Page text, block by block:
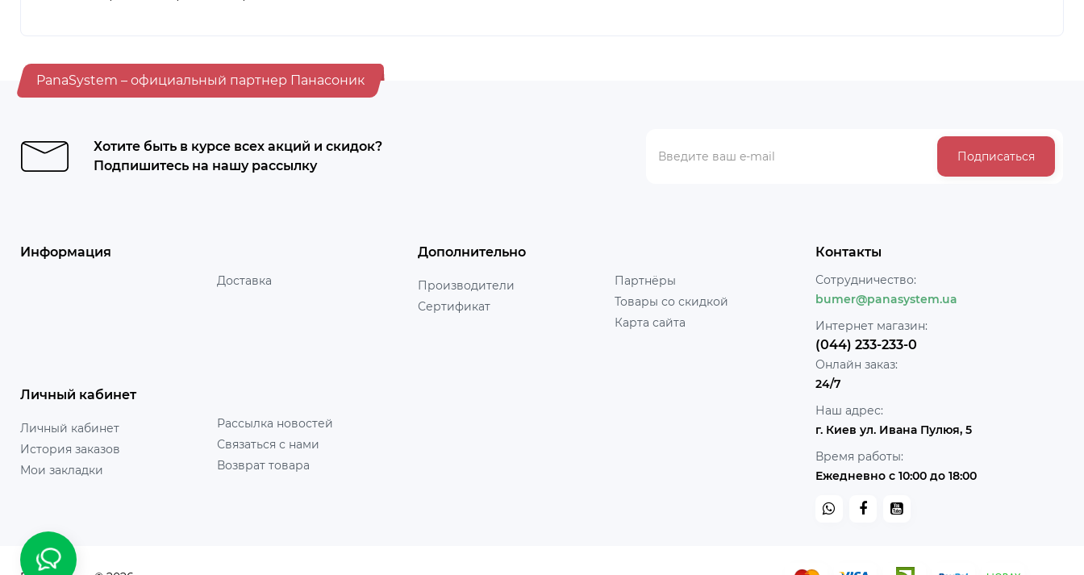
PanaSystem – официальный партнер Панасоник
Хотите быть в курсе всех акций и скидок?
Подпишитесь на нашу рассылку
Подписаться
Информация
Доставка
Дополнительно
Производители
Сертификат
Партнёры
Товары со скидкой
Карта сайта
Личный кабинет
Личный кабинет
История заказов
Мои закладки
Рассылка новостей
Связаться с нами
Возврат товара
Контакты
Сотрудничество:
bumer@panasystem.ua
Интернет магазин:
(044) 233-233-0
Онлайн заказ:
24/7
Наш адрес:
г. Киев ул. Ивана Пулюя, 5
Время работы:
Ежедневно с 10:00 до 18:00